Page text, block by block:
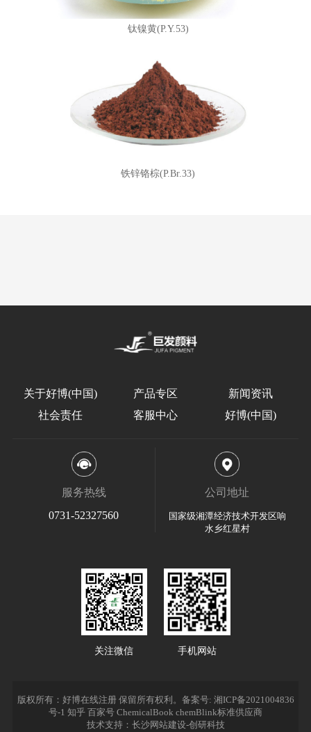
钛镍黄(P.Y.53)
铁锌铬棕(P.Br.33)
关于好博(中国) 产品专区
新闻资讯
社会责任
客服中心 好博(中国)
服务热线
0731-52327560
公司地址
国家级湘潭经济技术开发区响
水乡红星村
关注微信 手机网站
版权所有：好博在线注册 保留所有权利。 备案号: 湘ICP备2021004836
号-1 知乎 百家号 ChemicalBook chemBlink标准供应商
技术支持：长沙网站建设-创研科技